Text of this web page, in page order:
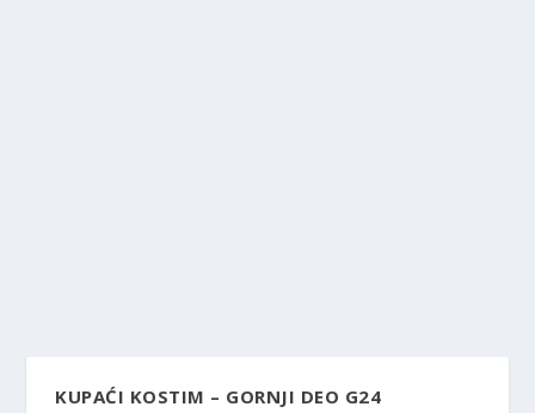
KUPAĆI KOSTIM – GORNJI DEO G24